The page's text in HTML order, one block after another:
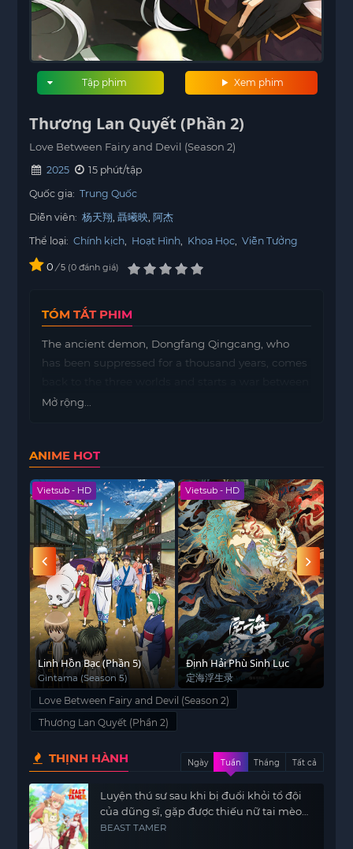
Xem phim
Tập phim
Thương Lan Quyết (Phần 2)
Love Between Fairy and Devil (Season 2)
2025
15 phút/tập
Quốc gia: Trung Quốc
Diễn viên: 杨天翔 聶曦映 阿杰
Thể loại: Chính kịch Hoạt Hình Khoa Học Viễn Tưởng
0 / 5 0 đánh giá
TÓM TẮT PHIM
The ancient demon, Dongfang Qingcang, who
has been suppressed for a thousand years, comes
immortals and demons the moment he is reborn.
controlling her magic power, and accidentally
embarked on a journey to find a new body. Along
the way, the two experienced all sorts of things,
fighting and joking, and Lan Hua started to
develop feelings for Dongfang Qingcang, but little
does she know that all this time, Dongfang
Qingcang only used her as a tool to resurrect the
ancient god of war Chi Di, and under the calm a
larger conspiracy is also quietly carried out ……
Mở rộng...
ANIME HOT
Vietsub - HD
Linh Hồn Bạc (Phần 5)
Gintama (Season 5)
Vietsub - HD
Định Hải Phù Sinh Lục
定海浮生录
Love Between Fairy and Devil (Season 2)
Thương Lan Quyết (Phần 2)
THỊNH HÀNH Ngày Tuần Tháng Tất cả
Luyện thú sư sau khi bị đuổi khỏi tổ đội
của dũng sĩ, gặp được thiếu nữ tai mèo
của chủng tộc mạnh nhất
BEAST TAMER